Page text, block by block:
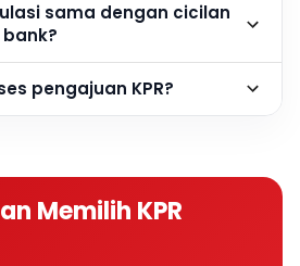
sama dengan cicilan
pengajuan KPR?
Memilih KPR